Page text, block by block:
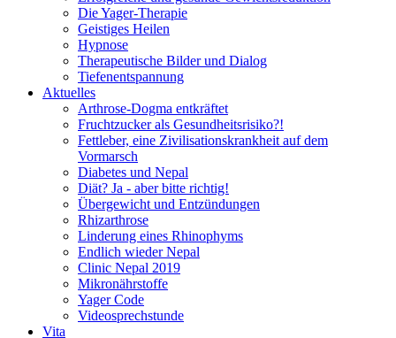
Die Yager-Therapie
Geistiges Heilen
Hypnose
Therapeutische Bilder und Dialog
Tiefenentspannung
Aktuelles
Arthrose-Dogma entkräftet
Fruchtzucker als Gesundheitsrisiko?!
Fettleber, eine Zivilisationskrankheit auf dem
Vormarsch
Diabetes und Nepal
Diät? Ja - aber bitte richtig!
Übergewicht und Entzündungen
Rhizarthrose
Linderung eines Rhinophyms
Endlich wieder Nepal
Clinic Nepal 2019
Mikronährstoffe
Yager Code
Videosprechstunde
Vita